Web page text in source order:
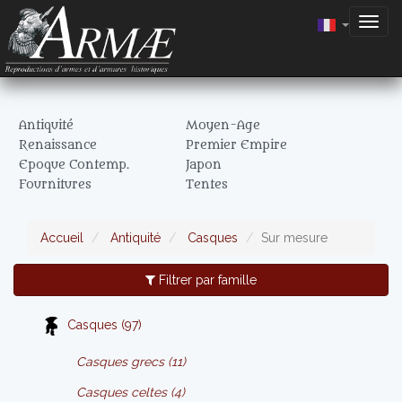
Antiquité
Moyen-Age
Renaissance
Premier Empire
Epoque Contemp.
Japon
Fournitures
Tentes
Accueil Antiquité Casques Sur mesure
Filtrer par famille
Casques (97)
Casques grecs (11)
Casques celtes (4)